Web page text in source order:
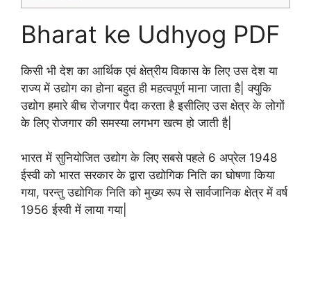
Bharat ke Udhyog PDF
किसी भी देश का आर्थिक एवं क्षेत्रीय विकास के लिए उस देश या
राज्य में उद्योग का होना बहुत ही महत्वपूर्ण माना जाता है| क्युकि
उद्योग हमारे बीच रोजगार पैदा करता है इसीलिए उस क्षेत्र के लोगों
के लिए रोजगार की समस्या लगभग खत्म हो जाती है|
भारत में सुनियोजित उद्योग के लिए सबसे पहले 6 अप्रेल 1948
ईस्वी को भारत सरकार के द्वारा उद्योगिक निति का घोषणा किया
गया, परन्तु उद्योगिक निति को मुख्य रूप से सार्वजानिक क्षेत्र में वर्ष
1956 ईस्वी में लाया गया|